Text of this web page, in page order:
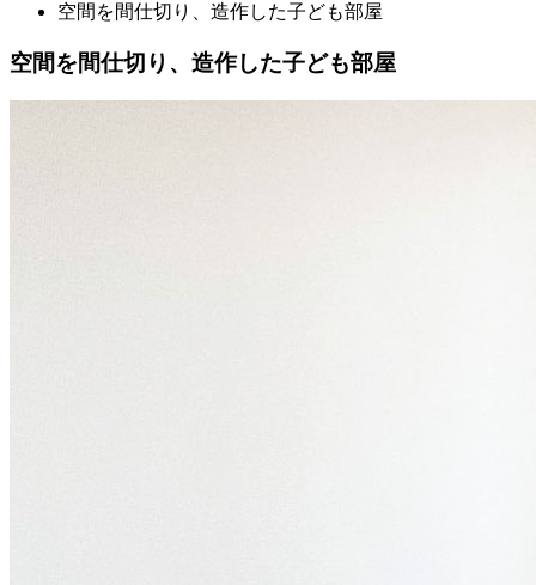
空間を間仕切り、造作した子ども部屋
空間を間仕切り、造作した子ども部屋